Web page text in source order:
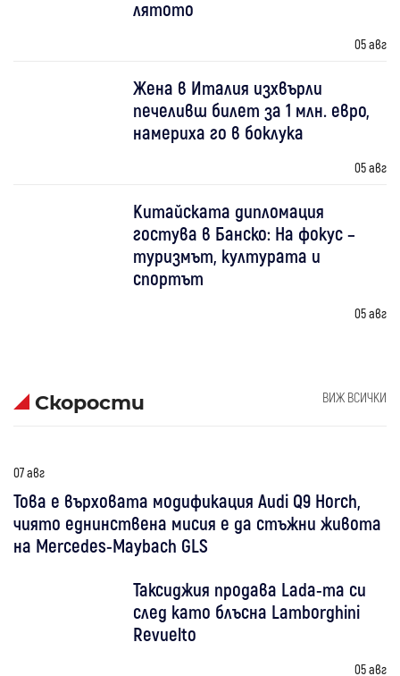
лятото
05 авг
Жена в Италия изхвърли
печеливш билет за 1 млн. евро,
намериха го в боклука
05 авг
Китайската дипломация
гостува в Банско: На фокус –
туризмът, културата и
спортът
05 авг
Скорости ВИЖ ВСИЧКИ
07 авг
Това е върховата модификация Audi Q9 Horch,
чиято еднинствена мисия е да стъжни живота
на Mercedes-Maybach GLS
Таксиджия продава Lada-та си
след като блъсна Lamborghini
Revuelto
05 авг